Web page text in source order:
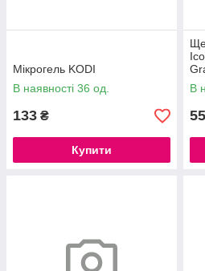
Мікрогель KODI
В наявності 36 од.
133 ₴
Купити
В